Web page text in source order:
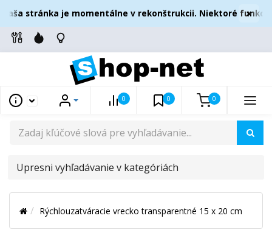
stránka je momentálne v rekonštrukcii. Niektoré ×
0 0 0
UPRESNI
V
KATEGÓRIÁCH
Rýchlouzatváracie vrecko transparentné 15 x 20 cm